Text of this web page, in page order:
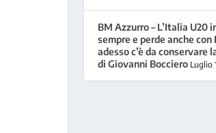
BM Azzurro – L’Italia U20
sempre e perde anche con
adesso c’è da conservare
di Giovanni Bocciero Luglio